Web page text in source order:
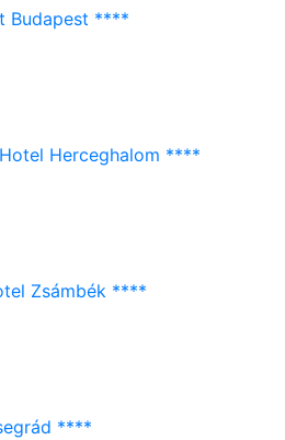
Budapest ****
Herceghalom ****
Zsámbék ****
****